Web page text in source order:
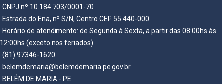
CNPJ nº 10.184.703/0001-70
Estrada do Ena, nº S/N, Centro CEP 55.440-000
Horário de atendimento: de Segunda à Sexta, a partir das 08:00hs às
12:00hs (exceto nos feriados)
(81) 97346-1620
belemdemaria@belemdemaria.pe.gov.br
BELÉM DE MARIA - PE